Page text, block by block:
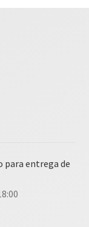
para entrega de